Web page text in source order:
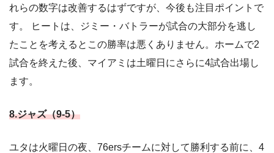
れらの数字は改善するはずですが、今後も注目ポイントで
す。 ヒートは、ジミー・バトラーが試合の大部分を逃し
たことを考えるとこの勝率は悪くありません。ホームで2
試合を終えた後、マイアミは土曜日にさらに4試合出場し
ます。
8.ジャズ（9-5）
ユタは火曜日の夜、76ersチームに対して勝利する前に、4